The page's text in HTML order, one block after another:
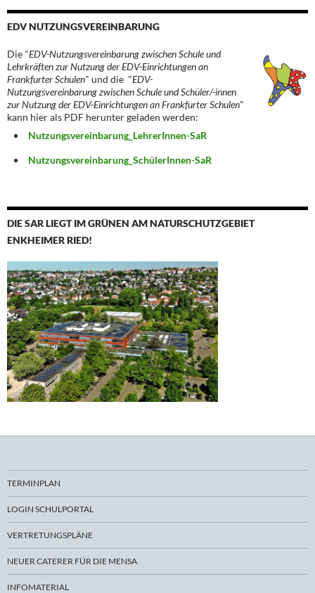
EDV NUTZUNGSVEREINBARUNG
Die "EDV-Nutzungsvereinbarung zwischen Schule und
Lehrkräften zur Nutzung der EDV-Einrichtungen an
Frankfurter Schulen" und die "EDV-
Nutzungsvereinbarung zwischen Schule und Schüler/-innen
zur Nutzung der EDV-Einrichtungen an Frankfurter Schulen"
kann hier als PDF herunter geladen werden:
Nutzungsvereinbarung_LehrerInnen-SaR
Nutzungsvereinbarung_SchülerInnen-SaR
DIE SAR LIEGT IM GRÜNEN AM NATURSCHUTZGEBIET
ENKHEIMER RIED!
TERMINPLAN
LOGIN SCHULPORTAL
VERTRETUNGSPLÄNE
NEUER CATERER FÜR DIE MENSA
INFOMATERIAL